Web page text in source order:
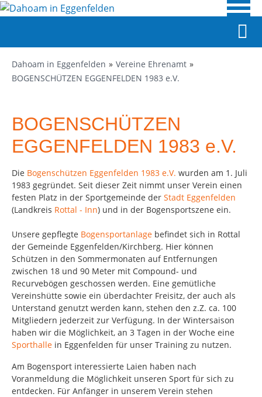
Dahoam in Eggenfelden
Vereine Ehrenamt
BOGENSCHÜTZEN EGGENFELDEN 1983 e.V.
BOGENSCHÜTZEN
EGGENFELDEN 1983 e.V.
Die Bogenschützen Eggenfelden 1983 e.V. wurden am 1. Juli
1983 gegründet. Seit dieser Zeit nimmt unser Verein einen
festen Platz in der Sportgemeinde der Stadt Eggenfelden
(Landkreis Rottal - Inn) und in der Bogensportszene ein.
Unsere gepflegte Bogensportanlage befindet sich in Rottal
der Gemeinde Eggenfelden/Kirchberg. Hier können
Schützen in den Sommermonaten auf Entfernungen
zwischen 18 und 90 Meter mit Compound- und
Recurvebögen geschossen werden. Eine gemütliche
Vereinshütte sowie ein überdachter Freisitz, der auch als
Unterstand genutzt werden kann, stehen den z.Z. ca. 100
Mitgliedern jederzeit zur Verfügung. In der Wintersaison
haben wir die Möglichkeit, an 3 Tagen in der Woche eine
Sporthalle in Eggenfelden für unser Training zu nutzen.
Am Bogensport interessierte Laien haben nach
Voranmeldung die Möglichkeit unseren Sport für sich zu
entdecken. Für Anfänger in unserem Verein stehen